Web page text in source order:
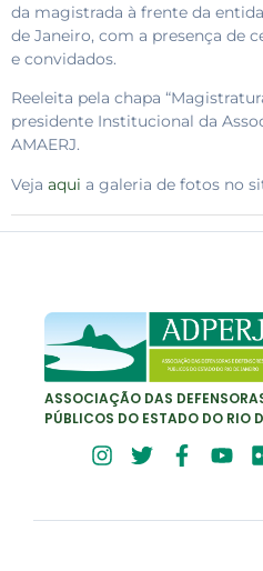
da magistrada à frente da
de Janeiro, com a presença de
e convidados.
Reeleita pela chapa
presidente Institucional da
AMAERJ.
Veja aqui a galeria de fotos no
ASSOCIAÇÃO DAS
PÚBLICOS DO ESTADO DO RIO